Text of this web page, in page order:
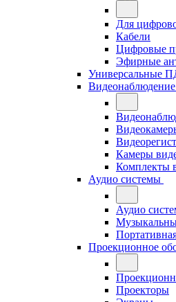
Для
Кабели
Цифровые
Эфирные
Универсальные
Видеонаблюдение
Камеры
Комплекты
Аудио системы
Аудио
Проекционное
Проекторы